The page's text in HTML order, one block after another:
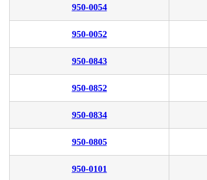
950-0054
950-0052
950-0843
950-0852
950-0834
950-0805
950-0101